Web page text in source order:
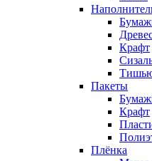
Крафт
Пакеты
Крафт
Плёнка